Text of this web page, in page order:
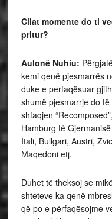
Cilat momente do ti
pritur?
Aulonë Nuhiu:
kemi qenë pjesmarrës
duke e perfaqësuar
shumë pjesmarrje do
shfaqjen
Hamburg të
Itali, Bullgari, Austri,
Maqedoni etj.
Duhet të theksoj se
shteteve ka qenë
që po e përfaqësojme